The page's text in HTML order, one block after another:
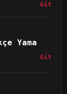
Git
Yama
Git